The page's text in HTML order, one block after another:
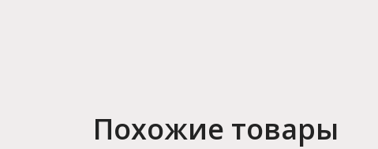
Похожие товары